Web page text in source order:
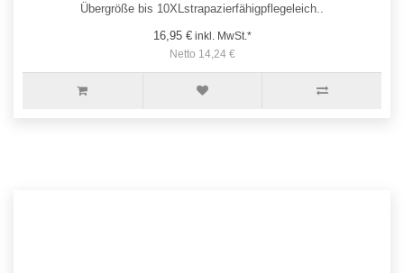
Übergröße bis 10XLstrapazierfähigpflegeleich..
16,95 €inkl. MwSt.*
Netto 14,24 €